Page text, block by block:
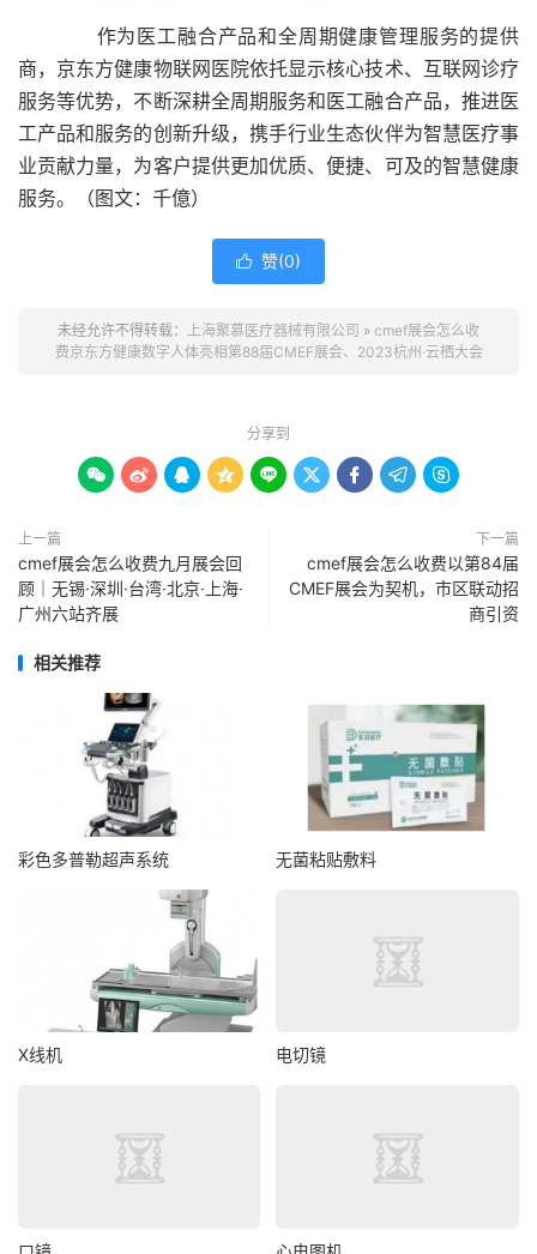
作为医工融合产品和全周期健康管理服务的提供
商，京东方健康物联网医院依托显示核心技术、互联网诊疗
服务等优势，不断深耕全周期服务和医工融合产品，推进医
工产品和服务的创新升级，携手行业生态伙伴为智慧医疗事
业贡献力量，为客户提供更加优质、便捷、可及的智慧健康
服务。（图文：千億）
 赞(0)
未经允许不得转载： 上海聚慕医疗器械有限公司 » cmef展会怎么收
费京东方健康数字人体亮相第88届CMEF展会、2023杭州·云栖大会
分享到
        
上一篇
cmef展会怎么收费九月展会回
顾｜无锡·深圳·台湾·北京·上海·
广州六站齐展
下一篇
cmef展会怎么收费以第84届
CMEF展会为契机，市区联动招
商引资
相关推荐
彩色多普勒超声系统 无菌粘贴敷料
X线机 电切镜